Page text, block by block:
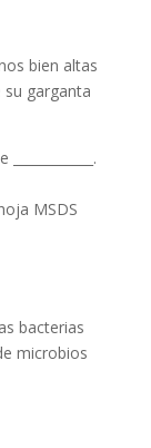
bien altas
garganta
MSDS
bacterias
microbios